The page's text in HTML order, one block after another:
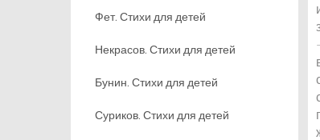
Фет. Стихи для детей
Некрасов. Стихи для детей
Бунин. Стихи для детей
Суриков. Стихи для детей